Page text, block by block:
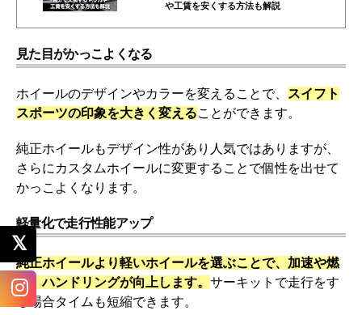
や工賃を安くする方法も解説
見た目がかっこよくなる
ホイールのデザインやカラーを変えることで、
スイフト
スポーツの印象を大きく変えることができます。
純正ホイールもデザイン性があり人気ではありますが、
さらにカスタムホイールに変更することで個性を出せて
かっこよくなります。
軽量化で走行性能アップ
純正ホイールより軽いホイールを選ぶことで、加速や燃
費、ハンドリングが向上します。 サーキットで走行をす
る場合タイムも短縮できます。